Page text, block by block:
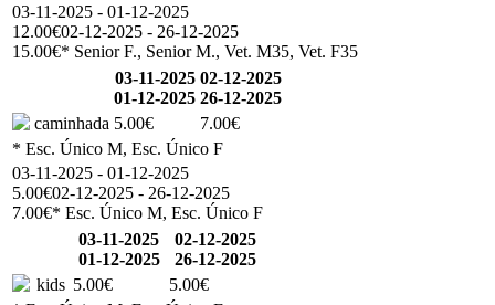
03-11-2025 - 01-12-2025
12.00€02-12-2025 - 26-12-2025
15.00€* Senior F., Senior M., Vet. M35, Vet. F35
03-11-2025
01-12-2025
02-12-2025
26-12-2025
caminhada 5.00€
7.00€
* Esc. Único M, Esc. Único F
03-11-2025 - 01-12-2025
5.00€02-12-2025 - 26-12-2025
7.00€* Esc. Único M, Esc. Único F
03-11-2025
01-12-2025
02-12-2025
26-12-2025
kids 5.00€
5.00€